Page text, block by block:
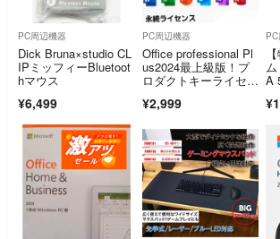
PC周辺機器
Dick Bruna×studio CL
IPミッフィーBluetoot
hマウス
¥6,499
PC周辺機器
Office professional Pl
us2024最上級版！プ
ロダクトキーライセン
2024pro-10台
¥2,999
A